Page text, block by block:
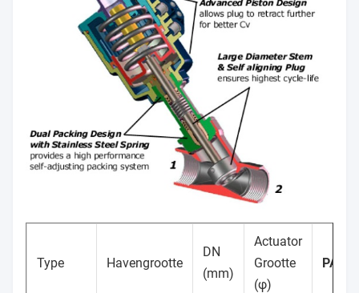
Type Havengrootte
DN
(mm)
Actuator
Grootte
(φ)